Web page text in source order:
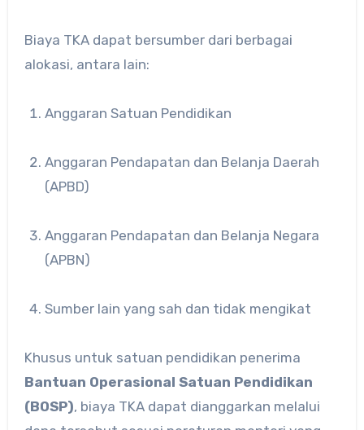
Biaya TKA dapat bersumber dari berbagai
alokasi, antara lain:
Anggaran Satuan Pendidikan
Anggaran Pendapatan dan Belanja Daerah
(APBD)
Anggaran Pendapatan dan Belanja Negara
(APBN)
Sumber lain yang sah dan tidak mengikat
Khusus untuk satuan pendidikan penerima
Bantuan Operasional Satuan Pendidikan
(BOSP), biaya TKA dapat dianggarkan melalui